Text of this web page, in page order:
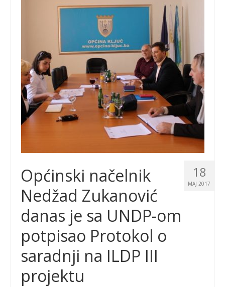
18
MAJ 2017
Općinski načelnik
Nedžad Zukanović
danas je sa UNDP-om
potpisao Protokol o
saradnji na ILDP III
projektu